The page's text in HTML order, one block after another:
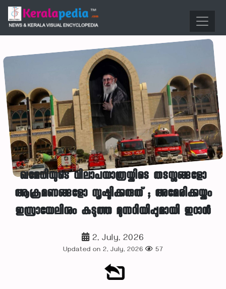
ഖമേനിയുടെ വിലാപയാത്രയ്ക്കിടെ തടസ്സങ്ങളോ
ആക്രമണങ്ങളോ സൃഷ്ടിക്കരുത് ; അമേരിക്കയ്ക്കും
ഇസ്രായേലിനും കടുത്ത മുന്നറിയിപ്പുമായി ഇറാൻ
2, July, 2026
Updated on 2, July, 2026 57